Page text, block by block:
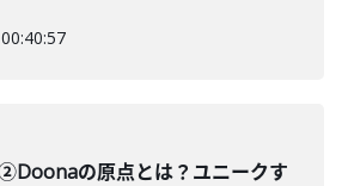
00:40:57
の原点とは？ユニークす